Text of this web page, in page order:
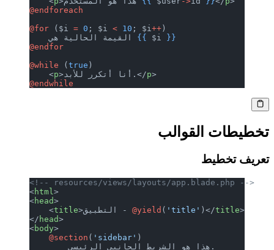
@endforeach
@for ($i 0 ; $i 10 ; $i++
    القيمة الحالية هي
{{ $i }}
@endfor
@while ( true
    <
p >أنا أتكرر للأبد.</p
@endwhile
تخطيطات القوالب
تعريف تخطيط
<!-- resources/views/layouts/app.blade.php -->
<html
<head
    <
title >التطبيق - @yield ( 'title' )</title
</head
<body
    @section
( 'sidebar'